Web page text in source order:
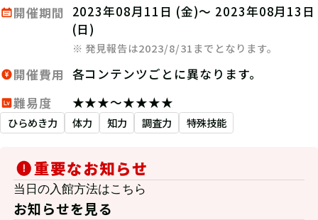
開催期間
2023年08月11日 (金)～ 2023年08月13日
(日)
※ 発見報告は2023/8/31までとなります。
開催費用 各コンテンツごとに異なります。
難易度
★★★～★★★★
ひらめき力 体力 知力 調査力 特殊技能
重要なお知らせ
当日の入館方法はこちら
お知らせを見る